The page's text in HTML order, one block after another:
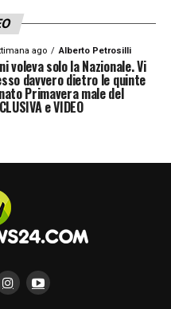
ago Alberto Petrosilli
voleva solo la Nazionale. Vi
davvero dietro le quinte
Primavera male del
e VIDEO